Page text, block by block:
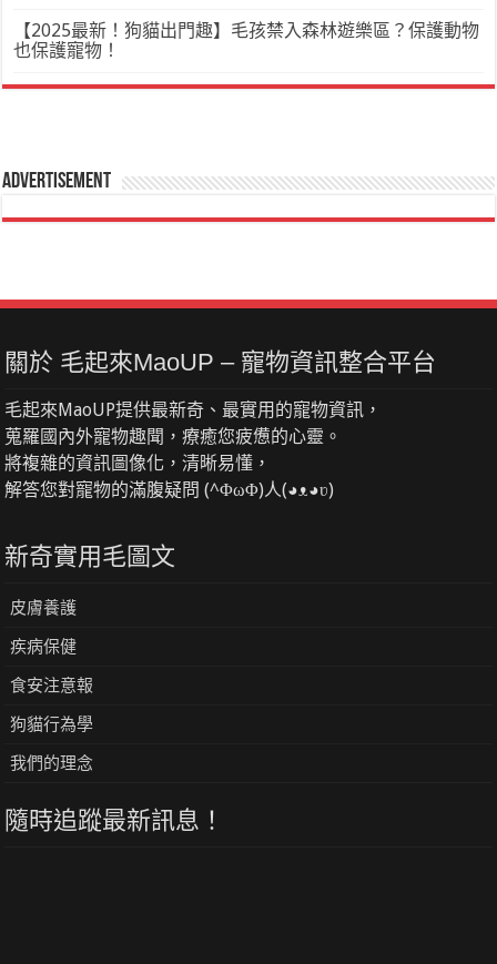
【2025最新！狗貓出門趣】毛孩禁入森林遊樂區？保護動物
也保護寵物！
Advertisement
關於 毛起來MaoUP – 寵物資訊整合平台
毛起來MaoUP提供最新奇、最實用的寵物資訊，
蒐羅國內外寵物趣聞，療癒您疲憊的心靈。
將複雜的資訊圖像化，清晰易懂，
解答您對寵物的滿腹疑問 (^ΦωΦ)人(◕ᴥ◕ʋ)
新奇實用毛圖文
皮膚養護
疾病保健
食安注意報
狗貓行為學
我們的理念
隨時追蹤最新訊息！